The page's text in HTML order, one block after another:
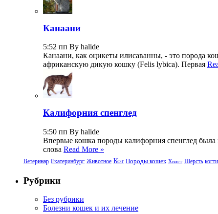
Канаани
5:52 пп By halide
Канаани, как оцикеты илисаванны, - это порода
африканскую дикую кошку (Felis lybica). Первая
Калифорния спенглед
5:50 пп By halide
Впервые кошка породы калифорния спенглед была
слова Read More »
Ветеринар Екатеринбург Животное Кот Породы кошек Хвост Шерсть когти
Рубрики
Без рубрики
Болезни кошек и их лечение